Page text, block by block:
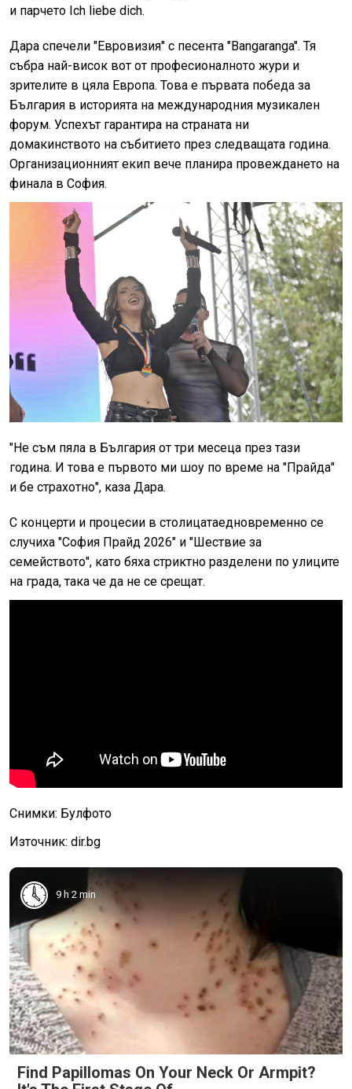
и парчето Ich liebe dich.
Дара спечели "Евровизия" с песента "Bangaranga". Тя
събра най-висок вот от професионалното жури и
зрителите в цяла Европа. Това е първата победа за
България в историята на международния музикален
форум. Успехът гарантира на страната ни
домакинството на събитието през следващата година.
Организационният екип вече планира провеждането на
финала в София.
"Не съм пяла в България от три месеца през тази
година. И това е първото ми шоу по време на "Прайда"
и бе страхотно", каза Дара.
С концерти и процесии в столицатаедновременно се
случиха "София Прайд 2026" и "Шествие за
семейството", като бяха стриктно разделени по улиците
на града, така че да не се срещат.
Снимки: Булфото
Източник: dir.bg
9 h 2 min
Find Papillomas On Your Neck Or Armpit?